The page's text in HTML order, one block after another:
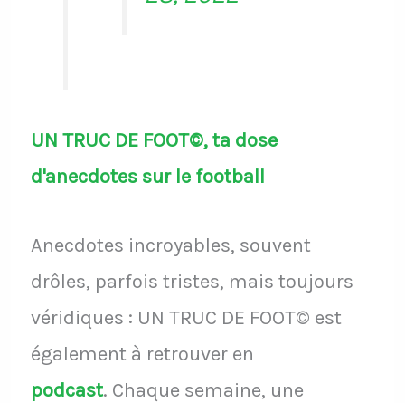
UN TRUC DE FOOT©, ta dose
d'anecdotes sur le football
Anecdotes incroyables, souvent
drôles, parfois tristes, mais toujours
véridiques : UN TRUC DE FOOT© est
également à retrouver en
podcast. Chaque semaine, une